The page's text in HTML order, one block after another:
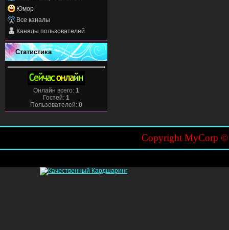
Юмор
Все каналы
Каналы пользователей
Статистика
Онлайн всего: 1
Гостей: 1
Пользователей: 0
Copyright MyCorp